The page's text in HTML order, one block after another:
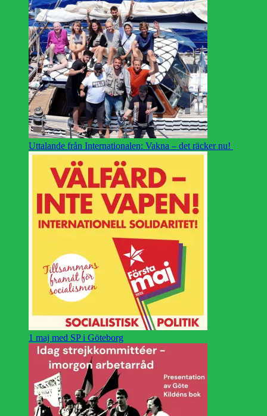
Uttalande från Internationalen: Vakna – det räcker nu!
1 maj med SP i Göteborg